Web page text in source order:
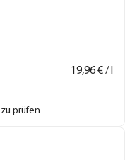
19,96€ / l
prüfen